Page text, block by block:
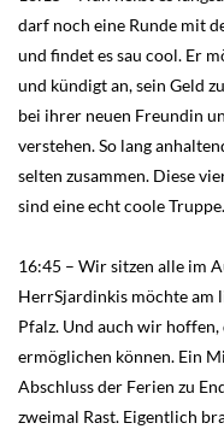
darf noch eine Runde mit
und findet es sau cool. Er
und kündigt an, sein Geld
bei ihrer neuen Freundin
verstehen. So lang
selten zusammen. Diese
sind eine echt coole Truppe.
16:45 – Wir sitzen alle im
HerrSjardinkis möchte am
Pfalz. Und auch wir
ermöglichen können. Ein
Abschluss der Ferien zu
zweimal Rast. Eigentlich